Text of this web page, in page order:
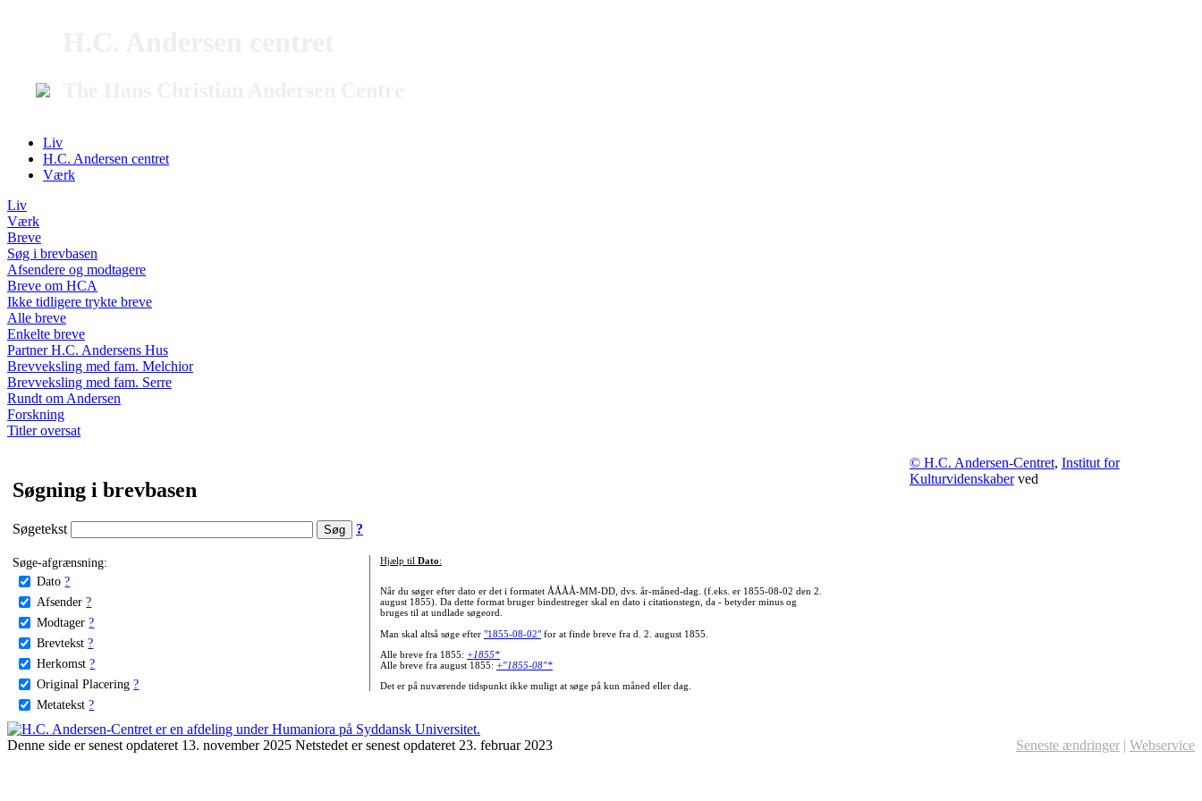
Liv
H.C. Andersen centret
Værk
Liv
Værk
Breve
Søg i brevbasen
Afsendere og modtagere
Breve om HCA
Ikke tidligere trykte breve
Alle breve
Enkelte breve
Partner H.C. Andersens Hus
Brevveksling med fam. Melchior
Brevveksling med fam. Serre
Rundt om Andersen
Forskning
Titler oversat
Søgning i brevbasen
Søgetekst ?
Søge-afgrænsning:
Dato ?
Afsender ?
Modtager ?
Brevtekst ?
Herkomst ?
Original Placering ?
Metatekst ?
Hjælp til Dato:
Når du søger efter dato er det i formatet ÅÅÅÅ-MM-DD, dvs. år-måned-dag. (f.eks. er 1855-08-02 den 2.
august 1855). Da dette format bruger bindestreger skal en dato i citationstegn, da - betyder minus og
bruges til at undlade søgeord.
Man skal altså søge efter "1855-08-02"for at finde breve fra d. 2. august 1855.
Alle breve fra 1855: +1855*
Alle breve fra august 1855: +"1855-08"*
Det er på nuværende tidspunkt ikke muligt at søge på kun måned eller dag.
© H.C. Andersen-Centret, Institut for
Kulturvidenskaberved
Denne side er senest opdateret 13. november 2025 Netstedet er senest opdateret 23. februar 2023 Seneste ændringer | Webservice